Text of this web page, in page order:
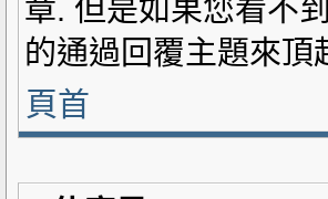
章. 但是如果您看不
的通過回覆主題來
頁首